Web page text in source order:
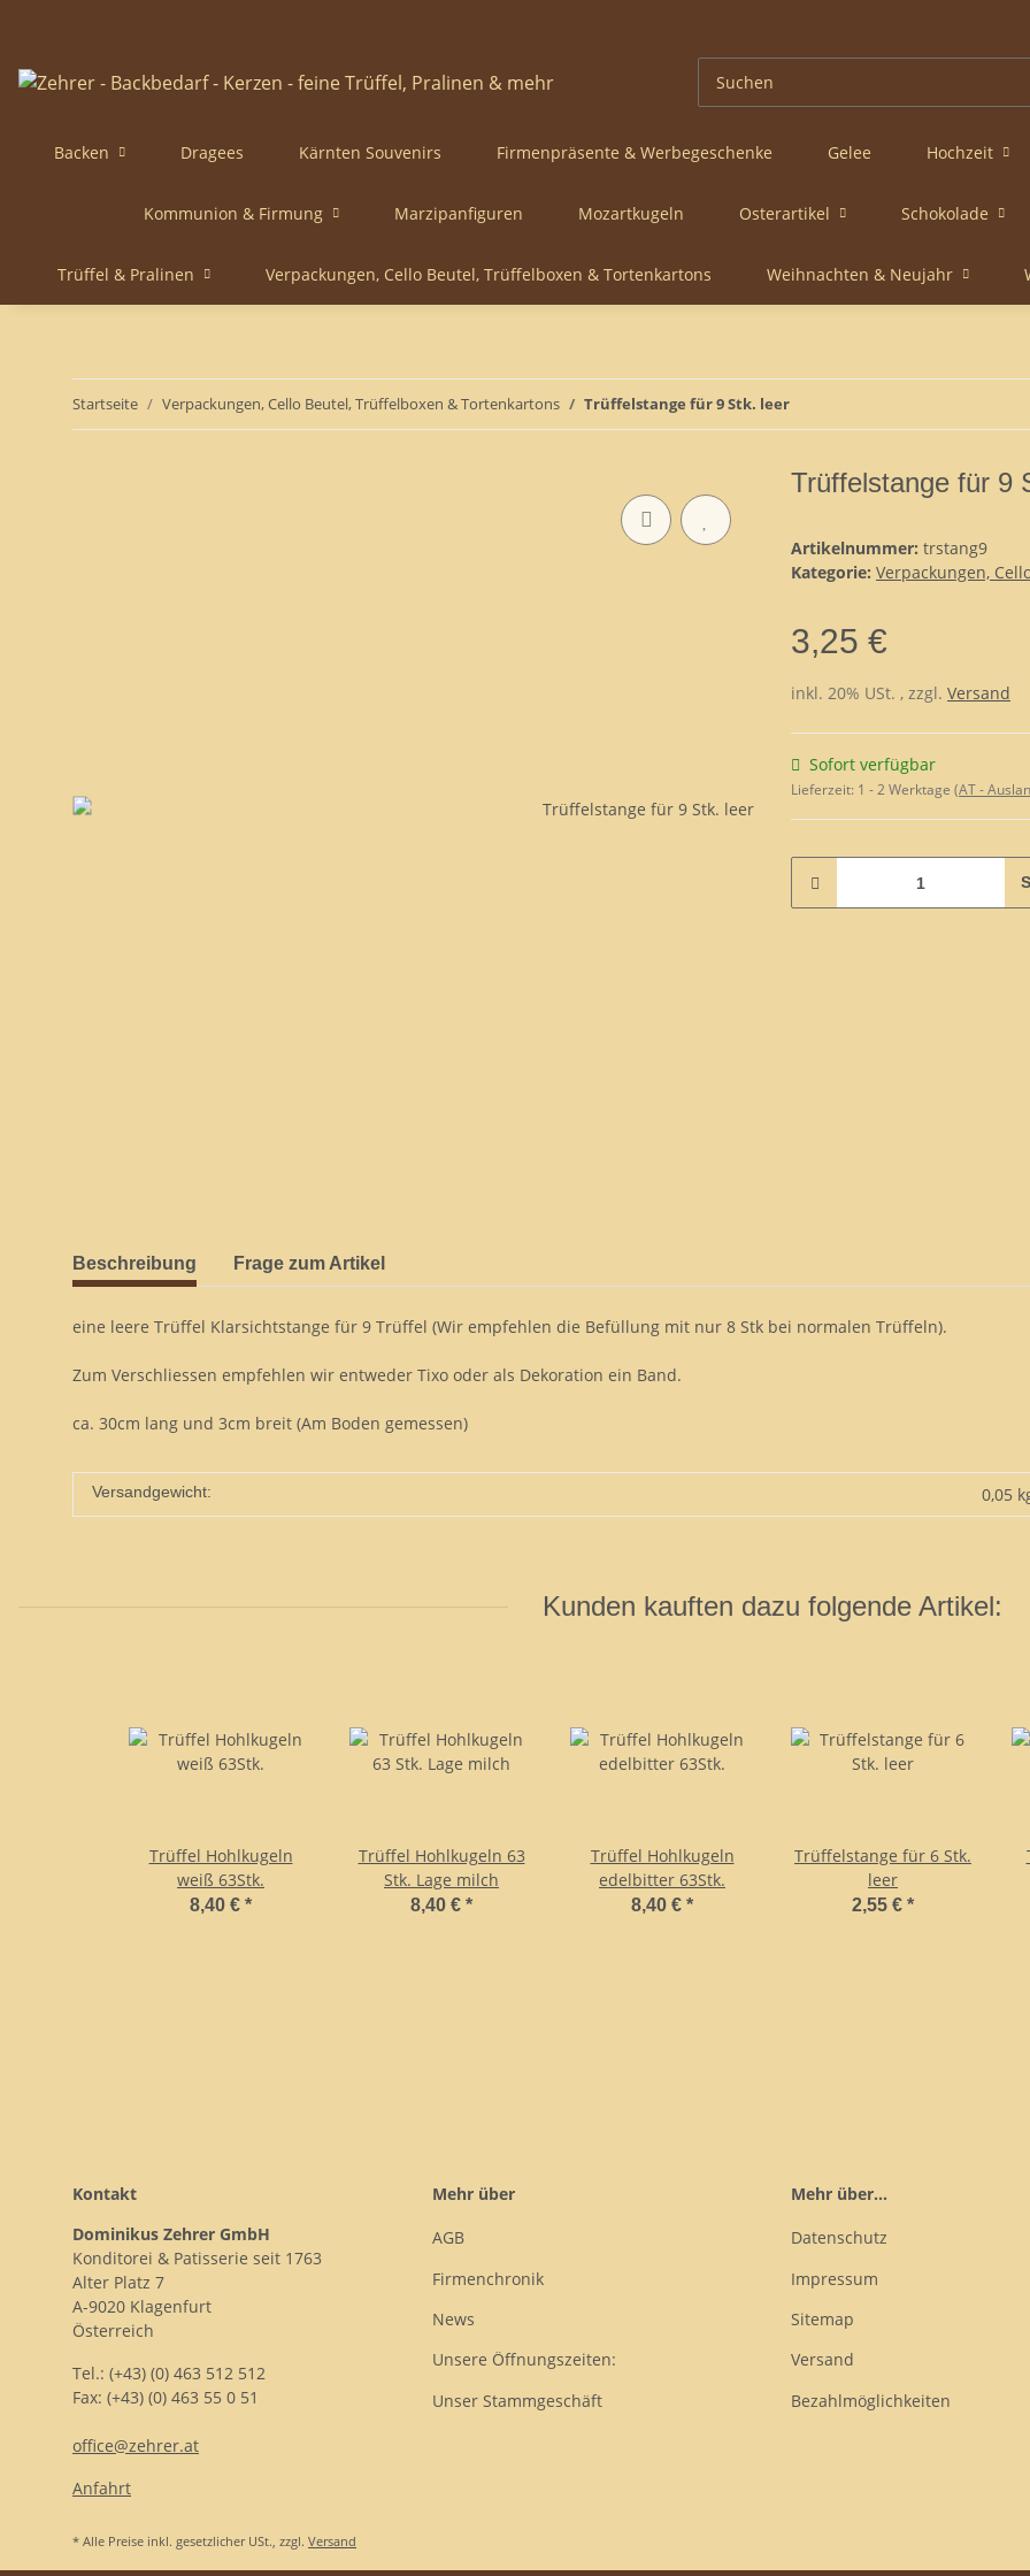
Backen Dragees Kärnten Souvenirs Firmenpräsente & Werbegeschenke Gelee Hochzeit
Kommunion & Firmung Marzipanfiguren Mozartkugeln Osterartikel Schokolade
Trüffel & Pralinen Verpackungen, Cello Beutel, Trüffelboxen & Tortenkartons Weihnachten & Neujahr
Startseite Verpackungen, Cello Beutel, Trüffelboxen & Tortenkartons Trüffelstange für 9 Stk. leer
Trüffelstange für 9
Artikelnummer: trstang9
Kategorie: Verpackungen,
3,25 €
inkl. 20% USt. , zzgl. Versand
Sofort verfügbar
Lieferzeit: 1 - 2 Werktage (AT -
Beschreibung Frage zum Artikel
eine leere Trüffel Klarsichtstange für 9 Trüffel (Wir empfehlen die Befüllung mit nur 8 Stk bei normalen Trüffeln).
Zum Verschliessen empfehlen wir entweder Tixo oder als Dekoration ein Band.
ca. 30cm lang und 3cm breit (Am Boden gemessen)
Versandgewicht: 0,05
Kunden kauften dazu folgende Artikel:
Trüffel Hohlkugeln
weiß 63Stk.
8,40 € *
Trüffel Hohlkugeln 63
Stk. Lage milch
8,40 € *
Trüffel Hohlkugeln
edelbitter 63Stk.
8,40 € *
Trüffelstange für 6 Stk.
leer
2,55 € *
Kontakt
Dominikus Zehrer GmbH
Konditorei & Patisserie seit 1763
Alter Platz 7
A-9020 Klagenfurt
Österreich
Tel.: (+43) (0) 463 512 512
Fax: (+43) (0) 463 55 0 51
office@zehrer.at
Anfahrt
Mehr über
AGB
Firmenchronik
News
Unsere Öffnungszeiten:
Unser Stammgeschäft
Mehr über...
Datenschutz
Impressum
Sitemap
Versand
Bezahlmöglichkeiten
* Alle Preise inkl. gesetzlicher USt., zzgl. Versand